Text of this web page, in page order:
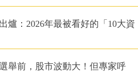
爐：2026年最被看好的「10大資
舉前，股市波動大！但專家呼